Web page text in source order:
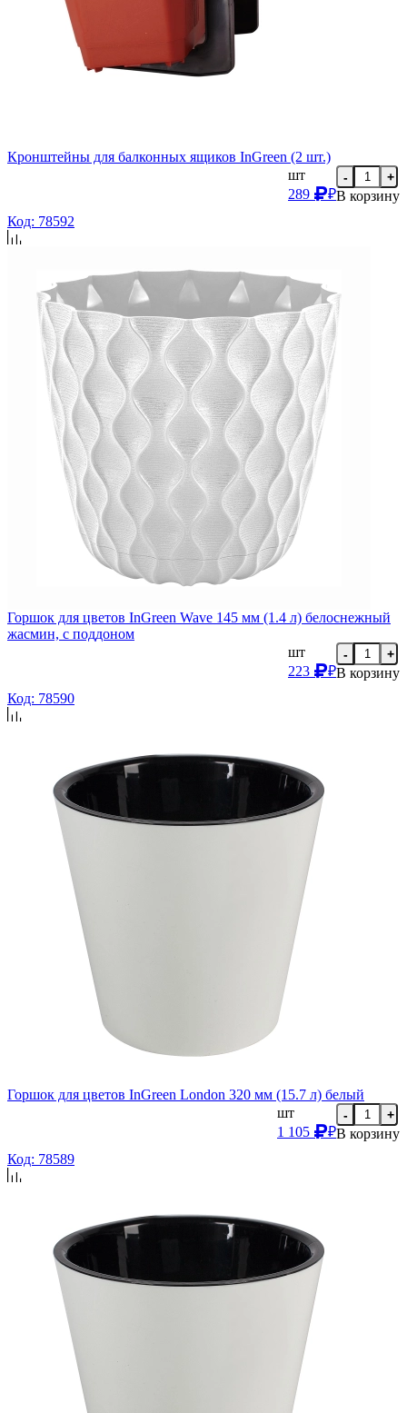
Кронштейны для балконных ящиков InGreen (2 шт.)
шт
289
₽
- +
В корзину
Код: 78592
Горшок для цветов InGreen Wave 145 мм (1.4 л) белоснежный
жасмин, с поддоном
шт
223
₽
- +
В корзину
Код: 78590
Горшок для цветов InGreen London 320 мм (15.7 л) белый
шт
1 105
₽
- +
В корзину
Код: 78589